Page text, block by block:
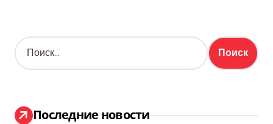
Н
а
:
Последние новости